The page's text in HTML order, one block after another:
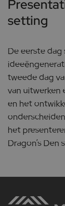
setting
De eerste
tweede dag
van uitwerken
en het
het
Dragon’s Den